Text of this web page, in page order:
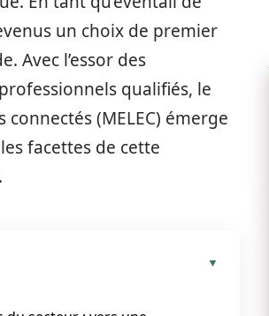
un choix de premier
Avec l’essor des
qualifiés, le
(MELEC) émerge
facettes de cette